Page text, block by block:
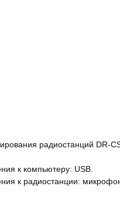
радиостанций DR-
к компьютеру: USB.
к радиостанции: